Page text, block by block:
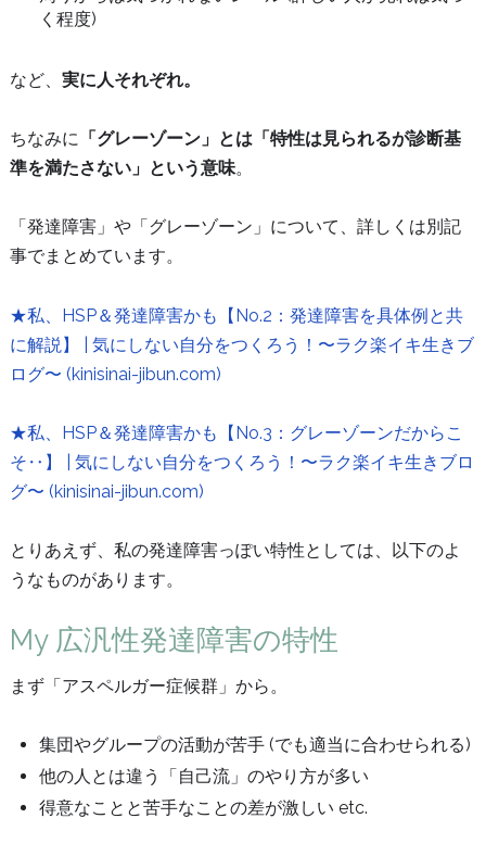
く程度)
など、 実に人それぞれ。
ちなみに 「グレーゾーン」とは「特性は見られるが診断基
準を満たさない」という意味。
「発達障害」や「グレーゾーン」について、詳しくは別記
事でまとめています。
★私、HSP＆発達障害かも【No.2：発達障害を具体例と共
に解説】 | 気にしない自分をつくろう！〜ラク楽イキ生きブ
ログ〜 (kinisinai-jibun.com)
★私、HSP＆発達障害かも【No.3：グレーゾーンだからこ
そ‥】 | 気にしない自分をつくろう！〜ラク楽イキ生きブロ
グ〜 (kinisinai-jibun.com)
とりあえず、私の発達障害っぽい特性としては、以下のよ
うなものがあります。
My 広汎性発達障害の特性
まず「アスペルガー症候群」から。
集団やグループの活動が苦手 (でも適当に合わせられる)
他の人とは違う「自己流」のやり方が多い
得意なことと苦手なことの差が激しい etc.